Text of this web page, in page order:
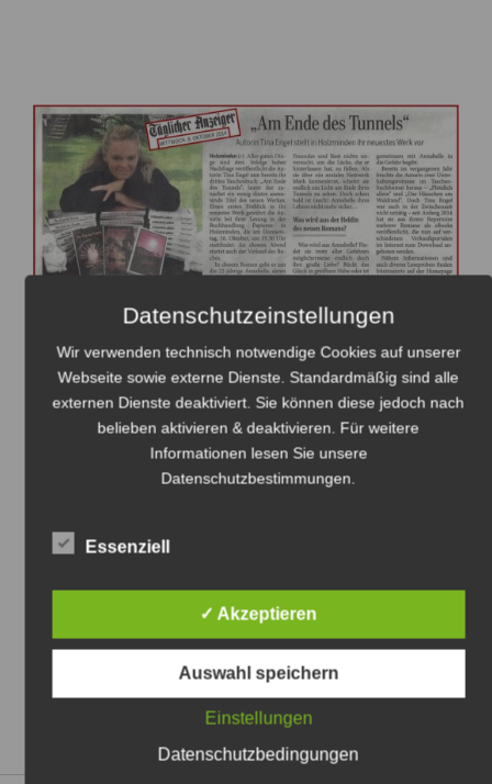
Tina Engel liest aus
ihrem dritten Roman
Der „Tägliche Anzeiger Holzminden“
über die Lesung anlässlich der Vorstellung
meines dritten Romans „Am Ende des
Tunnels“.
Datenschutzeinstellungen
Wir verwenden technisch notwendige Cookies auf unserer
Webseite sowie externe Dienste. Standardmäßig sind alle
externen Dienste deaktiviert. Sie können diese jedoch nach
belieben aktivieren & deaktivieren. Für weitere
Informationen lesen Sie unsere
Datenschutzbestimmungen.
Essenziell
✓ Akzeptieren
Auswahl speichern
Einstellungen
Datenschutzbedingungen